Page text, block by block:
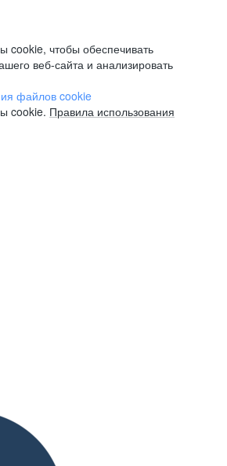
чтобы обеспечивать
веб-сайта и анализировать
файлов cookie
cookie. Правила использования